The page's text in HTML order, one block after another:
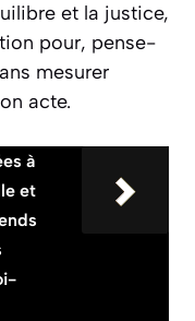
et la justice,
pour, pense-
mesurer
acte.
à
et